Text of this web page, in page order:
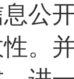
公
。